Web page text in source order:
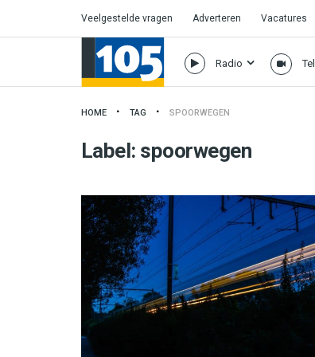
Veelgestelde vragen Adverteren Vacatures
Radio
HOME TAG SPOORWEGEN
Label: spoorwegen